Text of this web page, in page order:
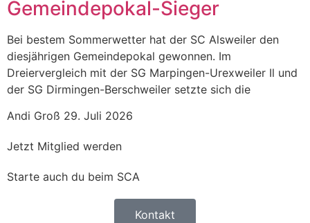
Gemeindepokal-Sieger
Bei bestem Sommerwetter hat der SC Alsweiler den
diesjährigen Gemeindepokal gewonnen. Im
Dreiervergleich mit der SG Marpingen-Urexweiler Il und
der SG Dirmingen-Berschweiler setzte sich die
Andi Groß 29. Juli 2026
Jetzt Mitglied werden
Starte auch du beim SCA
Kontakt